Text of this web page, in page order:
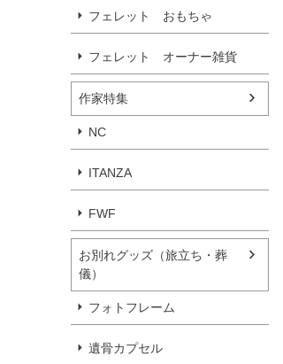
フェレット おもちゃ
フェレット オーナー雑貨
作家特集
NC
ITANZA
FWF
お別れグッズ（旅立ち・葬
儀）
フォトフレーム
遺骨カプセル